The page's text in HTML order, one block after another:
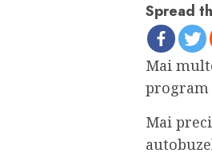
Spread
Mai
program
Mai